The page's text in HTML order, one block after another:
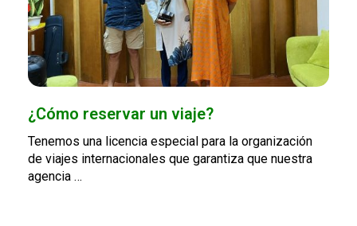
¿Cómo reservar un viaje?
Tenemos una licencia especial para la organización
de viajes internacionales que garantiza que nuestra
agencia …